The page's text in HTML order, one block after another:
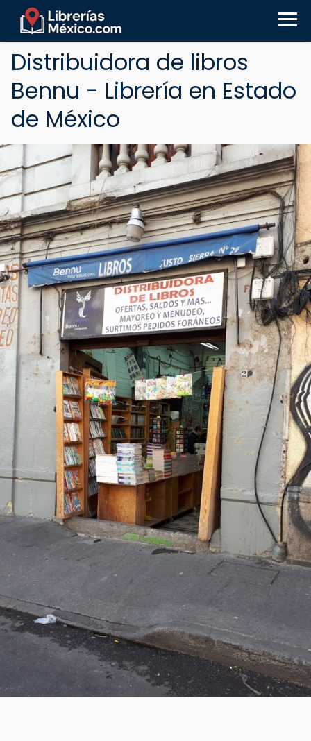
Distribuidora de libros
Bennu - Librería en Estado
de México